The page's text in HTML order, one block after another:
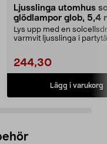
Ljusslinga utomhus
glödlampor glob, 5,4
Lys upp med en
varmvit ljusslinga i
244,30
Lägg i varukorg